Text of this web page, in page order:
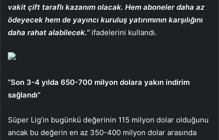
vakit çift taraflı kazanım olacak. Hem aboneler daha az
ödeyecek hem de yayıncı kuruluş yatırımının karşılığını
daha rahat alabilecek.”ifadelerini kullandı.
“Son 3-4 yılda 650-700 milyon dolara yakın indirim
sağlandı”
Süper Lig’in bugünkü değerinin 115 milyon dolar olduğunu
ancak bu değerin en az 350-400 milyon dolar arasında